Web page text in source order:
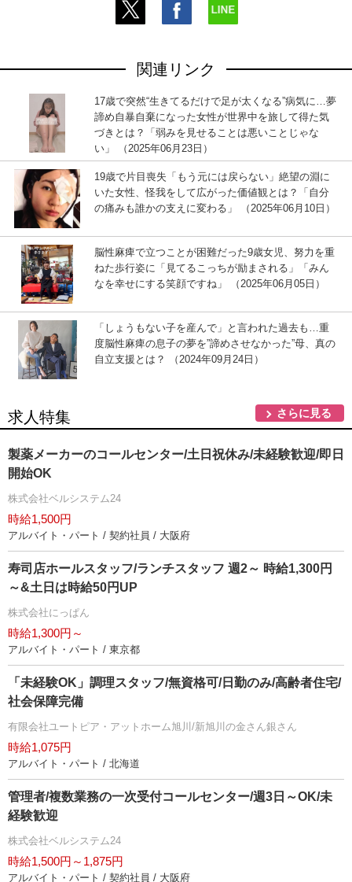
関連リンク
17歳で突然“生きてるだけで足が太くなる”病気に…夢
諦め自暴自棄になった女性が世界中を旅して得た気
づきとは？「弱みを見せることは悪いことじゃな
い」 （2025年06月23日）
19歳で片目喪失「もう元には戻らない」絶望の淵に
いた女性、怪我をして広がった価値観とは？「自分
の痛みも誰かの支えに変わる」 （2025年06月10日）
脳性麻痺で立つことが困難だった9歳女児、努力を重
ねた歩行姿に「見てるこっちが励まされる」「みん
なを幸せにする笑顔ですね」 （2025年06月05日）
「しょうもない子を産んで」と言われた過去も…重
度脳性麻痺の息子の夢を”諦めさせなかった”母、真の
自立支援とは？ （2024年09月24日）
求人特集 さらに見る
製薬メーカーのコールセンター/土日祝休み/未経験歓迎/即日
開始OK
株式会社ベルシステム24
時給1,500円
アルバイト・パート / 契約社員 / 大阪府
寿司店ホールスタッフ/ランチスタッフ 週2～ 時給1,300円
～&土日は時給50円UP
株式会社にっぱん
時給1,300円～
アルバイト・パート / 東京都
「未経験OK」調理スタッフ/無資格可/日勤のみ/高齢者住宅/
社会保障完備
有限会社ユートピア・アットホーム旭川/新旭川の金さん銀さん
時給1,075円
アルバイト・パート / 北海道
管理者/複数業務の一次受付コールセンター/週3日～OK/未
経験歓迎
株式会社ベルシステム24
時給1,500円～1,875円
アルバイト・パート / 契約社員 / 大阪府